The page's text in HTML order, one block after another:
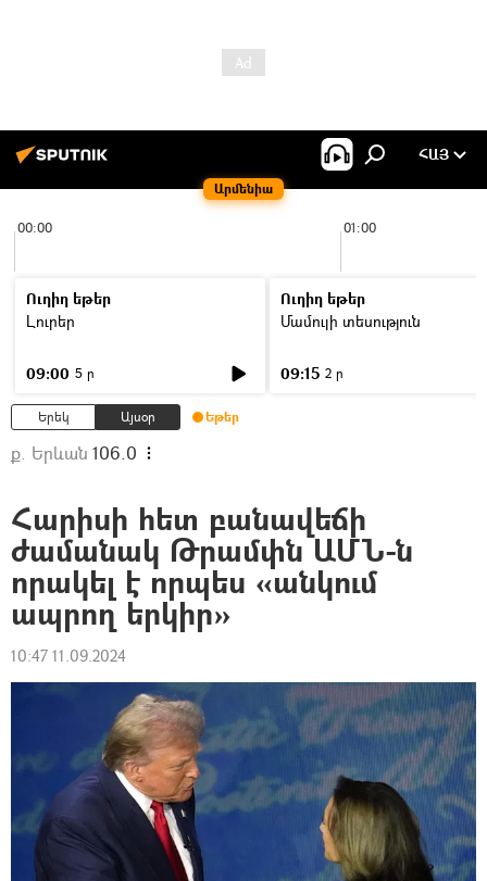
Արմենիա
ՀԱՅ
00:00 01:00
Ուղիղ եթեր
Լուրեր
09:00 5 ր
Ուղիղ եթեր
Մամուլի տեսություն
09:15 2 ր
Երեկ Այսօր Եթեր
ք. Երևան 106.0
Հարիսի հետ բանավեճի
ժամանակ Թրամփն ԱՄՆ-ն
որակել է որպես «անկում
ապրող երկիր»
10:47 11.09.2024